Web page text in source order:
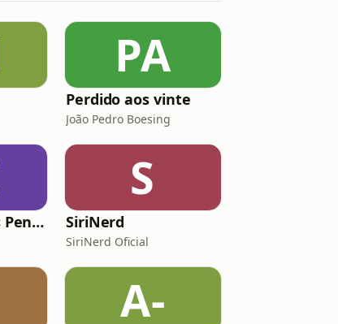
PA
Perdido aos vinte
João Pedro Boesing
Mentes Idiotas Pensam Igual
S
SiriNerd
SiriNerd Oficial
A-